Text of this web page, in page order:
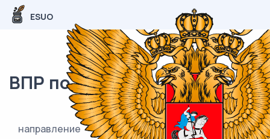
ESUO
ВПР по математике 7 класс
направление класс предмет